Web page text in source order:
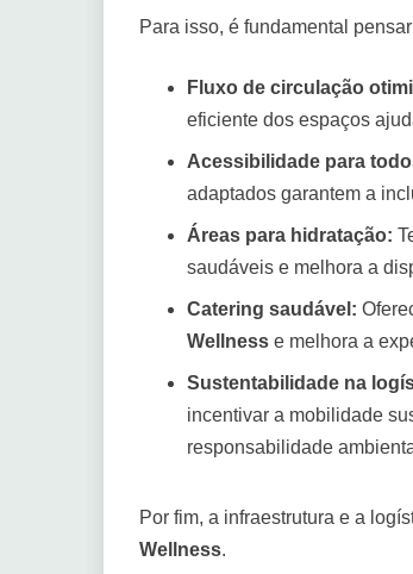
Para isso, é fundamental
Fluxo de circulação
eficiente dos espaços
Acessibilidade para
adaptados garantem a
Áreas para hidratação:
saudáveis e melhora a
Catering saudável:
Wellness e melhora a
Sustentabilidade na
incentivar a mobilidade
responsabilidade
Por fim, a infraestrutura e a
Wellness.